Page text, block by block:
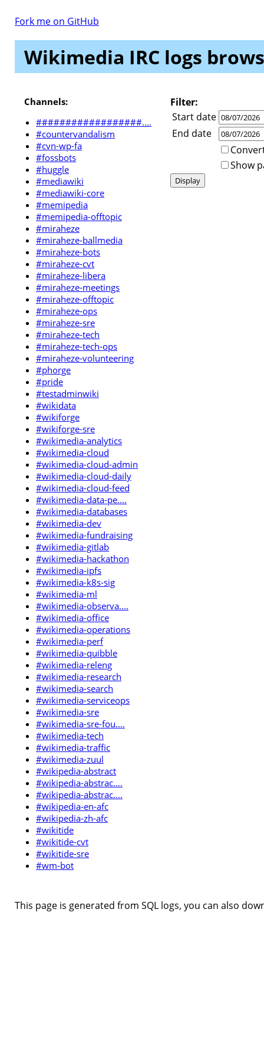
Fork me on GitHub
Wikimedia IRC logs
Channels:
##################....
#countervandalism
#cvn-wp-fa
#fossbots
#huggle
#mediawiki
#mediawiki-core
#memipedia
#memipedia-offtopic
#miraheze
#miraheze-ballmedia
#miraheze-bots
#miraheze-cvt
#miraheze-libera
#miraheze-meetings
#miraheze-offtopic
#miraheze-ops
#miraheze-sre
#miraheze-tech
#miraheze-tech-ops
#miraheze-volunteering
#phorge
#pride
#testadminwiki
#wikidata
#wikiforge
#wikiforge-sre
#wikimedia-analytics
#wikimedia-cloud
#wikimedia-cloud-admin
#wikimedia-cloud-daily
#wikimedia-cloud-feed
#wikimedia-data-pe....
#wikimedia-databases
#wikimedia-dev
#wikimedia-fundraising
#wikimedia-gitlab
#wikimedia-hackathon
#wikimedia-ipfs
#wikimedia-k8s-sig
#wikimedia-ml
#wikimedia-observa....
#wikimedia-office
#wikimedia-operations
#wikimedia-perf
#wikimedia-quibble
#wikimedia-releng
#wikimedia-research
#wikimedia-search
#wikimedia-serviceops
#wikimedia-sre
#wikimedia-sre-fou....
#wikimedia-tech
#wikimedia-traffic
#wikimedia-zuul
#wikipedia-abstract
#wikipedia-abstrac....
#wikipedia-abstrac....
#wikipedia-en-afc
#wikipedia-zh-afc
#wikitide
#wikitide-cvt
#wikitide-sre
#wm-bot
Filter:
Start date
End date
Show
This page is generated from SQL logs, you can also